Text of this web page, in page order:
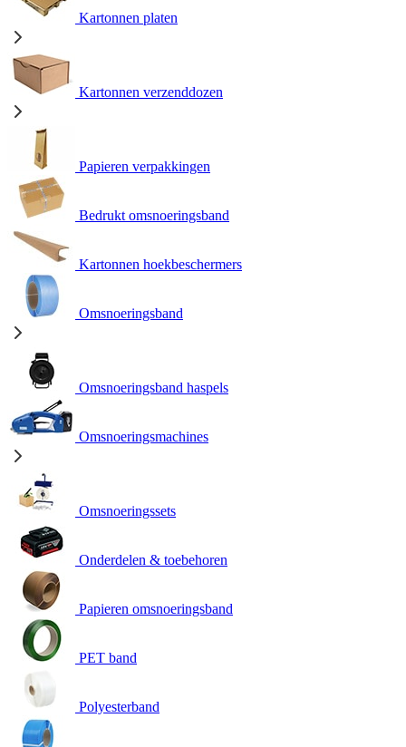
Kartonnen platen
Kartonnen verzenddozen
Papieren verpakkingen
Bedrukt omsnoeringsband
Kartonnen hoekbeschermers
Omsnoeringsband
Omsnoeringsband haspels
Omsnoeringsmachines
Omsnoeringssets
Onderdelen & toebehoren
Papieren omsnoeringsband
PET band
Polyesterband